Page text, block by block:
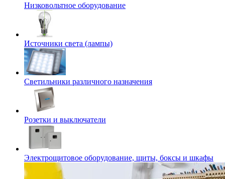
Низковольтное оборудование
Источники света (лампы)
Светильники различного назначения
Розетки и выключатели
Электрощитовое оборудование, щиты, боксы и шкафы